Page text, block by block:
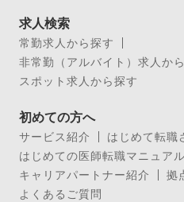
求人検索
常勤求人から探す
非常勤（アルバイト）求人か
スポット求人から探す
初めての方へ
サービス紹介
はじめて転職
はじめての医師転職マニュアル
キャリアパートナー紹介
拠
よくあるご質問